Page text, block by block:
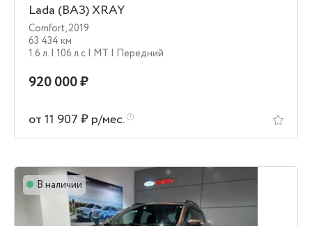
Lada (ВАЗ) XRAY
Comfort,2019
63 434 км
1.6 л. | 106 л.c | MT | Передний
920 000 ₽
от 11 907 ₽ р/мес.
В наличии